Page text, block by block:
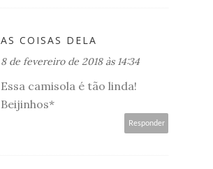
AS COISAS DELA
8 de fevereiro de 2018 às 14:34
Essa camisola é tão linda!
Beijinhos*
Responder